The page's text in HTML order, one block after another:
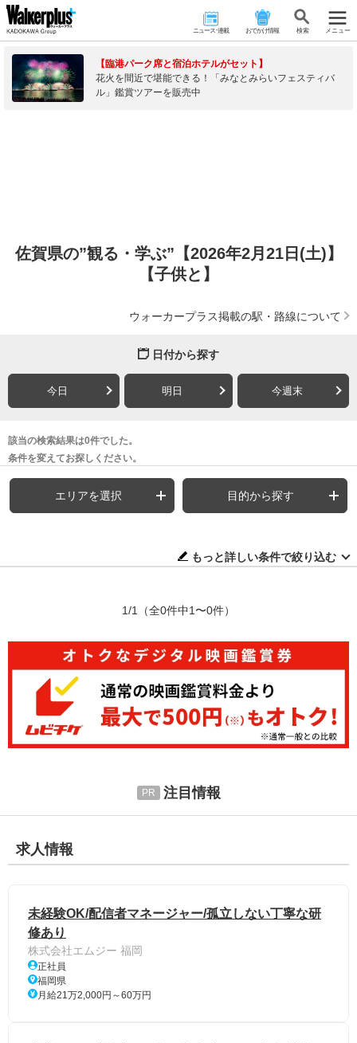
ニュース･連載 おでかけ情報 検 索 メニュー
【臨港パーク席と宿泊ホテルがセット】
花火を間近で堪能できる！「みなとみらいフェスティバ
ル」鑑賞ツアーを販売中
佐賀県の”観る・学ぶ”【2026年2月21日(土)】
【子供と】
ウォーカープラス掲載の駅・路線について
日付から探す
今日 明日 今週末
該当の検索結果は0件でした。
条件を変えてお探しください。
エリアを選択 目的から探す
もっと詳しい条件で絞り込む
1/1 （全0件中1〜0件）
注目情報
求人情報
未経験OK/配信者マネージャー/孤立しない丁寧な研
修あり
株式会社エムジー 福岡
正社員
福岡県
月給21万2,000円～60万円